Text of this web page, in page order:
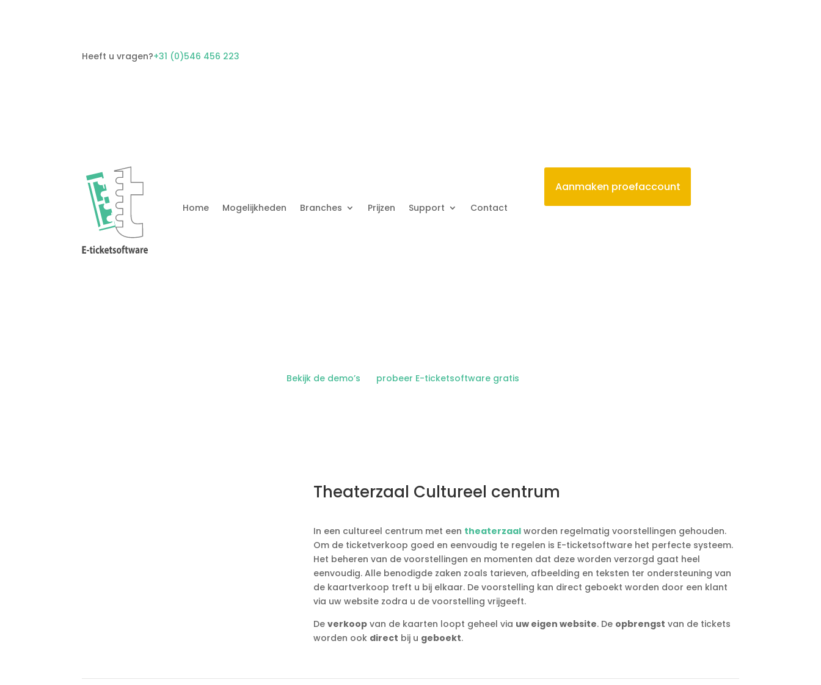
Heeft u vragen?+31 (0)546 456 223
Home Mogelijkheden Branches Prijzen Support Contact
Aanmaken proefaccount
Bekijk de demo’s probeer E-ticketsoftware gratis
Theaterzaal Cultureel centrum
In een cultureel centrum met een theaterzaal worden regelmatig voorstellingen gehouden.
Om de ticketverkoop goed en eenvoudig te regelen is E-ticketsoftware het perfecte systeem.
Het beheren van de voorstellingen en momenten dat deze worden verzorgd gaat heel
eenvoudig. Alle benodigde zaken zoals tarieven, afbeelding en teksten ter ondersteuning van
de kaartverkoop treft u bij elkaar. De voorstelling kan direct geboekt worden door een klant
via uw website zodra u de voorstelling vrijgeeft.
De verkoopvan de kaarten loopt geheel via uw eigen website. De opbrengst van de tickets
worden ook direct bij u geboekt.